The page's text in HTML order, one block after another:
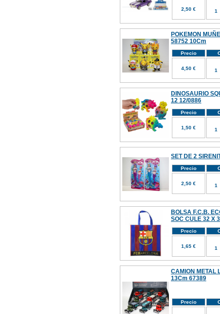
2,50 €
POKEMON
58752 10Cm
Precio
4,50 €
DINOSAURIO
12 12/0886
Precio
1,50 €
SET DE 2
Precio
2,50 €
BOLSA F.C.B.
SOC CULE 32 X
Precio
1,65 €
CAMION METAL
13Cm 67389
Precio